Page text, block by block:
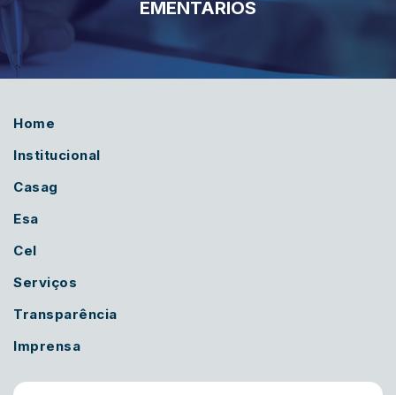
EMENTÁRIOS
Home
Institucional
Casag
Esa
Cel
Serviços
Transparência
Imprensa